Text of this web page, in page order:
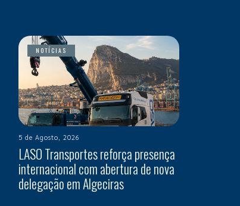
NOTÍCIAS
5 de Agosto, 2026
LASO Transportes reforça presença
internacional com abertura de nova
delegação em Algeciras